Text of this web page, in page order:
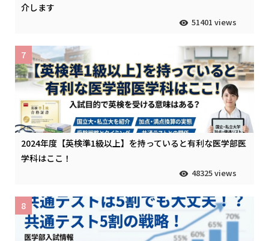
介します
51401 views
2024年度【英検準1級以上】を持っていると有利な医学部医
学科はここ！
48325 views
7
8